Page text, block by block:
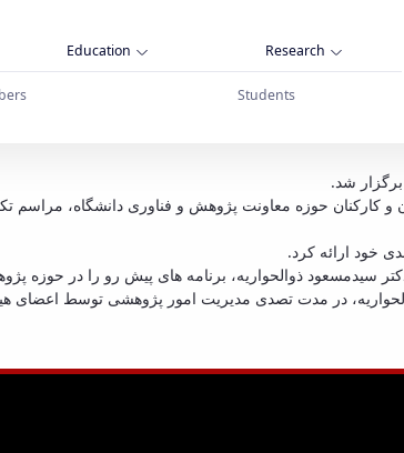
Education Research
Students
سابق و جدید دانشگاه برگزار شد -
شد.
حضور اعضای هیات رئیسه، جمعی از مدیران و کارکنان حوزه معاونت پژوهش و فناوری
خود ارائه کرد.
ذوالحواریه، برنامه های پیش رو را در حوزه
در مدت تصدی مدیریت امور پژوهشی توسط اعضای